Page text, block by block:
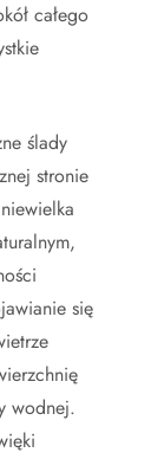
całego
ślady
stronie
się
wodnej.